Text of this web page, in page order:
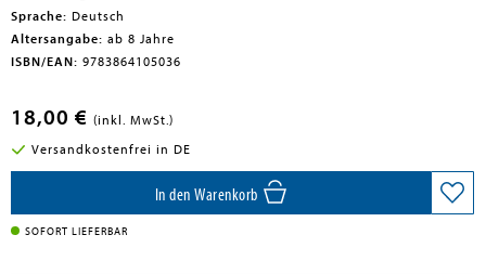
Sprache: Deutsch
Altersangabe: ab 8 Jahre
ISBN/EAN: 9783864105036
18,00 € (inkl. MwSt.)
Versandkostenfrei in DE
In den Warenkorb
SOFORT LIEFERBAR